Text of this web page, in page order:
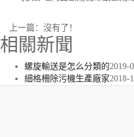
上一篇：沒有了！
相關新聞
螺旋輸送是怎么分類的2019-
細格柵除污機生產廠家2018-